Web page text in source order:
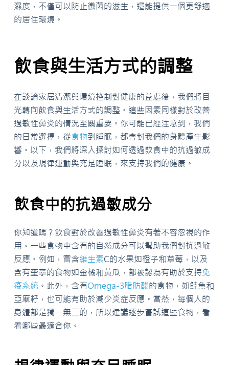
濕度，不僅可以防止黴菌的滋生，還能提供一個更舒適
的居住環境。
飲食與生活方式的調整
在談論家居清潔與環境控制對健康的益處後，我們將目
光轉向飲食與生活方式的調整。這些因素同樣對於改善
過敏性鼻炎的情況至關重要。你可能已經注意到，我們
的日常選擇，從食物到睡眠，都會對我們的身體產生影
響。以下，我們將深入探討如何透過飲食中的抗過敏成
分以及規律運動與充足睡眠，來支持我們的健康。
飲食中的抗過敏成分
你知道嗎？飲食對於改善過敏性鼻炎有著不容忽視的作
用。一些食物中含有的自然成分可以幫助我們對抗過敏
反應。例如，富含維生素C的水果如橙子和草莓，以及
含有奎寧的食物如金橘和黃瓜，都被認為有助於支持免
疫系統 。此外，含有Omega-3脂肪酸的食物，如鮭魚和
亞麻籽，也可能有助於減少炎症反應。當然，每個人的
身體都是獨一無二的，所以建議逐步嘗試這些食物，看
看哪些最適合你。